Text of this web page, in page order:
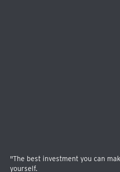
"The best investment you can
yourself.